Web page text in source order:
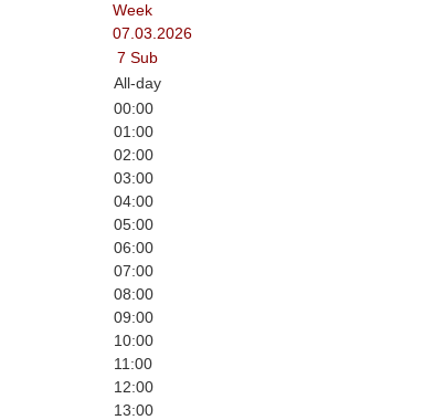
Week
07.03.2026
7 Sub
All-day
00:00
01:00
02:00
03:00
04:00
05:00
06:00
07:00
08:00
09:00
10:00
11:00
12:00
13:00